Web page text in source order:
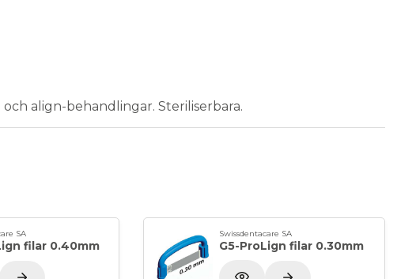
align-behandlingar. Steriliserbara.
SA
filar 0.40mm
Swissdentacare SA
G5-ProLign filar 0.30mm